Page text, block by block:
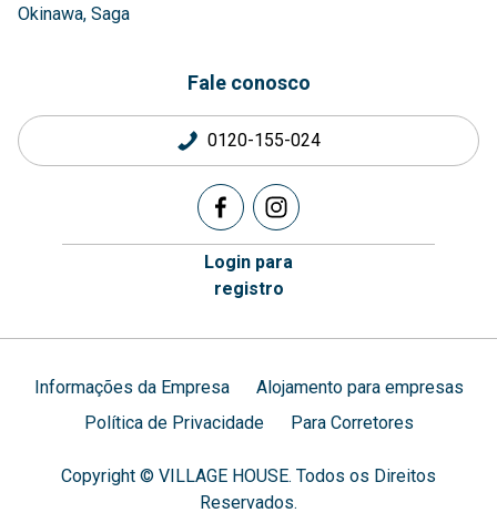
Okinawa Saga
Fale conosco
0120-155-024
Login para
registro
Informações da Empresa
Alojamento para empresas
Política de Privacidade
Para Corretores
Copyright © VILLAGE HOUSE. Todos os Direitos
Reservados.